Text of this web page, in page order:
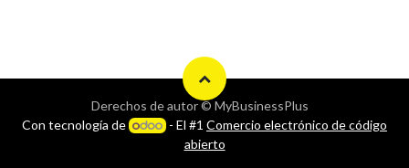
Derechos de autor © MyBusinessPlus
Con tecnología de
- El #1 Comercio electrónico de código
abierto